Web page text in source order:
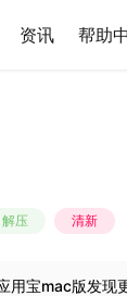
资讯 帮助
解压 清新
用宝mac版发现